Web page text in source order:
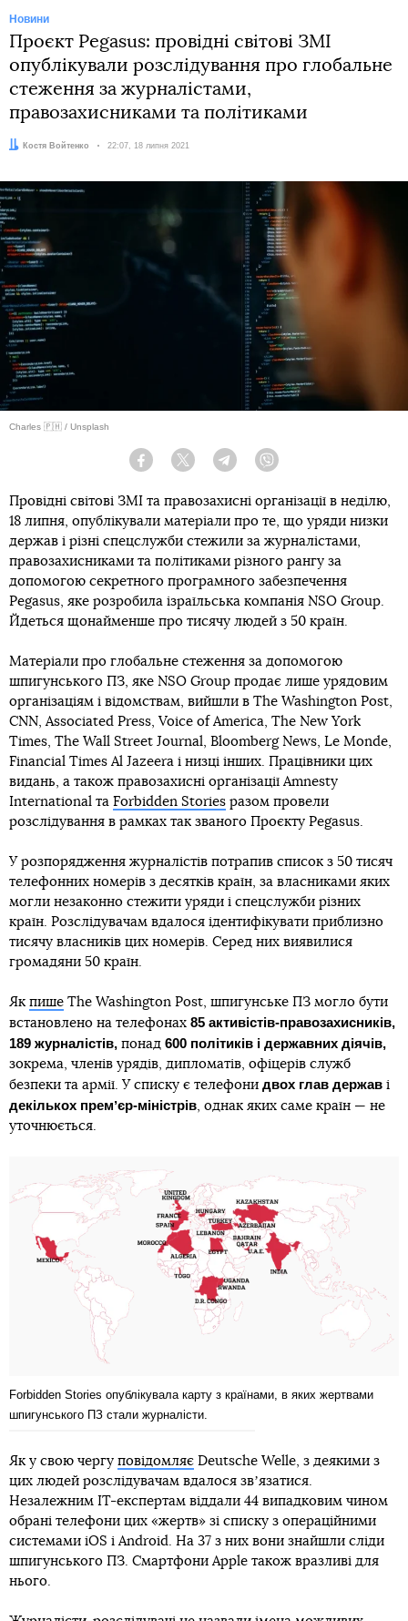
Новини
Проєкт Pegasus: провідні світові ЗМІ
опублікували розслідування про глобальне
стеження за журналістами,
правозахисниками та політиками
Автор:Костя Войтенко Дата:
22:07, 18 липня 2021
Charles 🇵🇭 / Unsplash
Facebook Twitter Telegram
Провідні світові ЗМІ та правозахисні організації в неділю,
18 липня, опублікували матеріали про те, що уряди низки
держав і різні спецслужби стежили за журналістами,
правозахисниками та політиками різного рангу за
допомогою секретного програмного забезпечення
Pegasus, яке розробила ізраїльська компанія NSO Group.
Йдеться щонайменше про тисячу людей з 50 країн.
Матеріали про глобальне стеження за допомогою
шпигунського ПЗ, яке NSO Group продає лише урядовим
організаціям і відомствам, вийшли в The Washington Post,
CNN, Associated Press, Voice of America, The New York
Times, The Wall Street Journal, Bloomberg News, Le Monde,
Financial Times Al Jazeera і низці інших. Працівники цих
видань, а також правозахисні організації Amnesty
International та Forbidden Stories разом провели
розслідування в рамках так званого Проєкту Pegasus.
У розпорядження журналістів потрапив список з 50 тисяч
телефонних номерів з десятків країн, за власниками яких
могли незаконно стежити уряди і спецслужби різних
країн. Розслідувачам вдалося ідентифікувати приблизно
тисячу власників цих номерів. Серед них виявилися
громадяни 50 країн.
Як пише The Washington Post, шпигунське ПЗ могло бути
встановлено на телефонах 85 активістів-правозахисників,
189 журналістів, понад 600 політиків і державних діячів,
зокрема, членів урядів, дипломатів, офіцерів служб
безпеки та армії. У списку є телефони двох глав держав і
декількох премʼєр-міністрів, однак яких саме країн — не
уточнюється.
Forbidden Stories опублікувала карту з країнами, в яких жертвами
шпигунського ПЗ стали журналісти.
Як у свою чергу повідомляє Deutsche Welle, з деякими з
цих людей розслідувачам вдалося звʼязатися.
Незалежним IT-експертам віддали 44 випадковим чином
обрані телефони цих «жертв» зі списку з операційними
системами iOS і Android. На 37 з них вони знайшли сліди
шпигунського ПЗ. Смартфони Apple також вразливі для
нього.